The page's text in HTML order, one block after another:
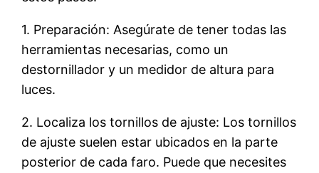
1. Preparación: Asegúrate de tener todas las
herramientas necesarias, como un
destornillador y un medidor de altura para
luces.
2. Localiza los tornillos de ajuste: Los tornillos
de ajuste suelen estar ubicados en la parte
posterior de cada faro. Puede que necesites